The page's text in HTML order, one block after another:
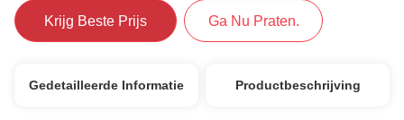
Krijg Beste Prijs Ga Nu Praten.
Gedetailleerde Informatie Productbeschrijving